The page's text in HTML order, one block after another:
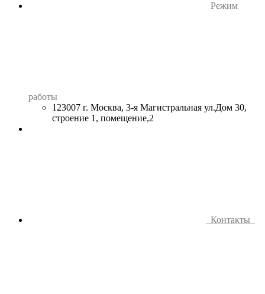
Режим
работы
123007 г. Москва, 3-я Магистральная ул.Дом 30,
строение 1, помещение,2
Контакты